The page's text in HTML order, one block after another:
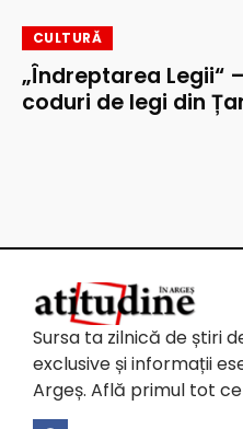
CULTURĂ
„Îndreptarea Legii“
coduri de legi din
Sursa ta zilnică de știri
exclusive și informații
Argeș. Află primul tot